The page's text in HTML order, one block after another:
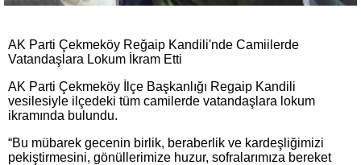
AK Parti Çekmeköy Reğaip Kandili'nde Camiilerde
Vatandaşlara Lokum İkram Etti
AK Parti Çekmeköy İlçe Başkanlığı Regaip Kandili
vesilesiyle ilçedeki tüm camilerde vatandaşlara lokum
ikramında bulundu.
“Bu mübarek gecenin birlik, beraberlik ve kardeşliğimizi
pekiştirmesini, gönüllerimize huzur, sofralarımıza bereket